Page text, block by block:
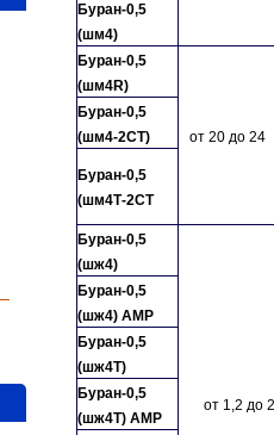
Буран-0,5
(шм4)
Буран-0,5
(шм4R)
от 20 до 24
Буран-0,5
(шм4-2СТ)
Буран-0,5
(шм4Т-2СТ
Буран-0,5
(шж4)
от 1,2 до
Буран-0,5
(шж4) АМР
Буран-0,5
(шж4Т)
Буран-0,5
(шж4Т) АМР